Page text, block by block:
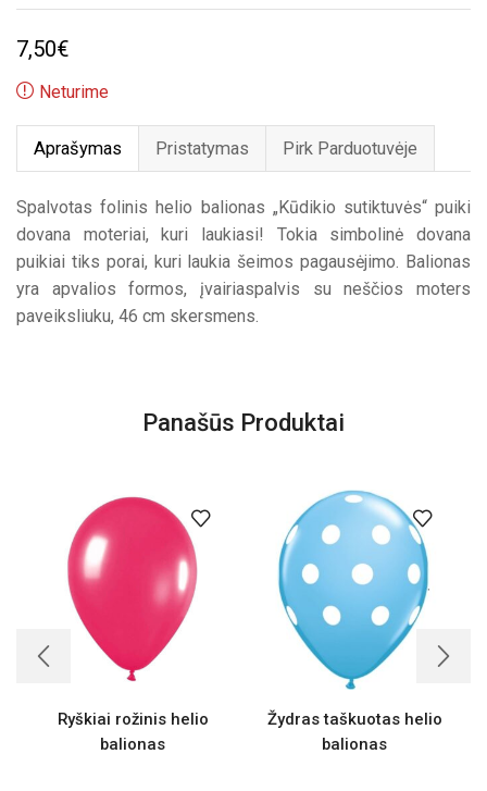
7,50€
Neturime
Aprašymas Pristatymas Pirk Parduotuvėje
Spalvotas folinis helio balionas „Kūdikio sutiktuvės“ puiki
dovana moteriai, kuri laukiasi! Tokia simbolinė dovana
puikiai tiks porai, kuri laukia šeimos pagausėjimo. Balionas
yra apvalios formos, įvairiaspalvis su neščios moters
paveiksliuku, 46 cm skersmens.
Panašūs Produktai
Ryškiai rožinis helio
balionas
Žydras taškuotas helio
balionas